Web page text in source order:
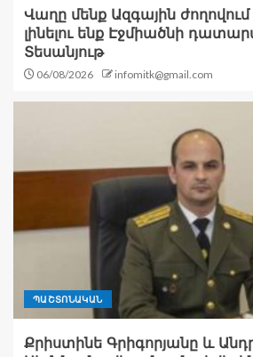
Վաղը մենք Ազգային ժողովում
լինելու ենք Էջմիածնի
Տեսանյութ
06/08/2026 infomitk@gmail.com
ՊԱՇՏՈՆԱԿԱՆ
Քրիստինե Գրիգորյանը և